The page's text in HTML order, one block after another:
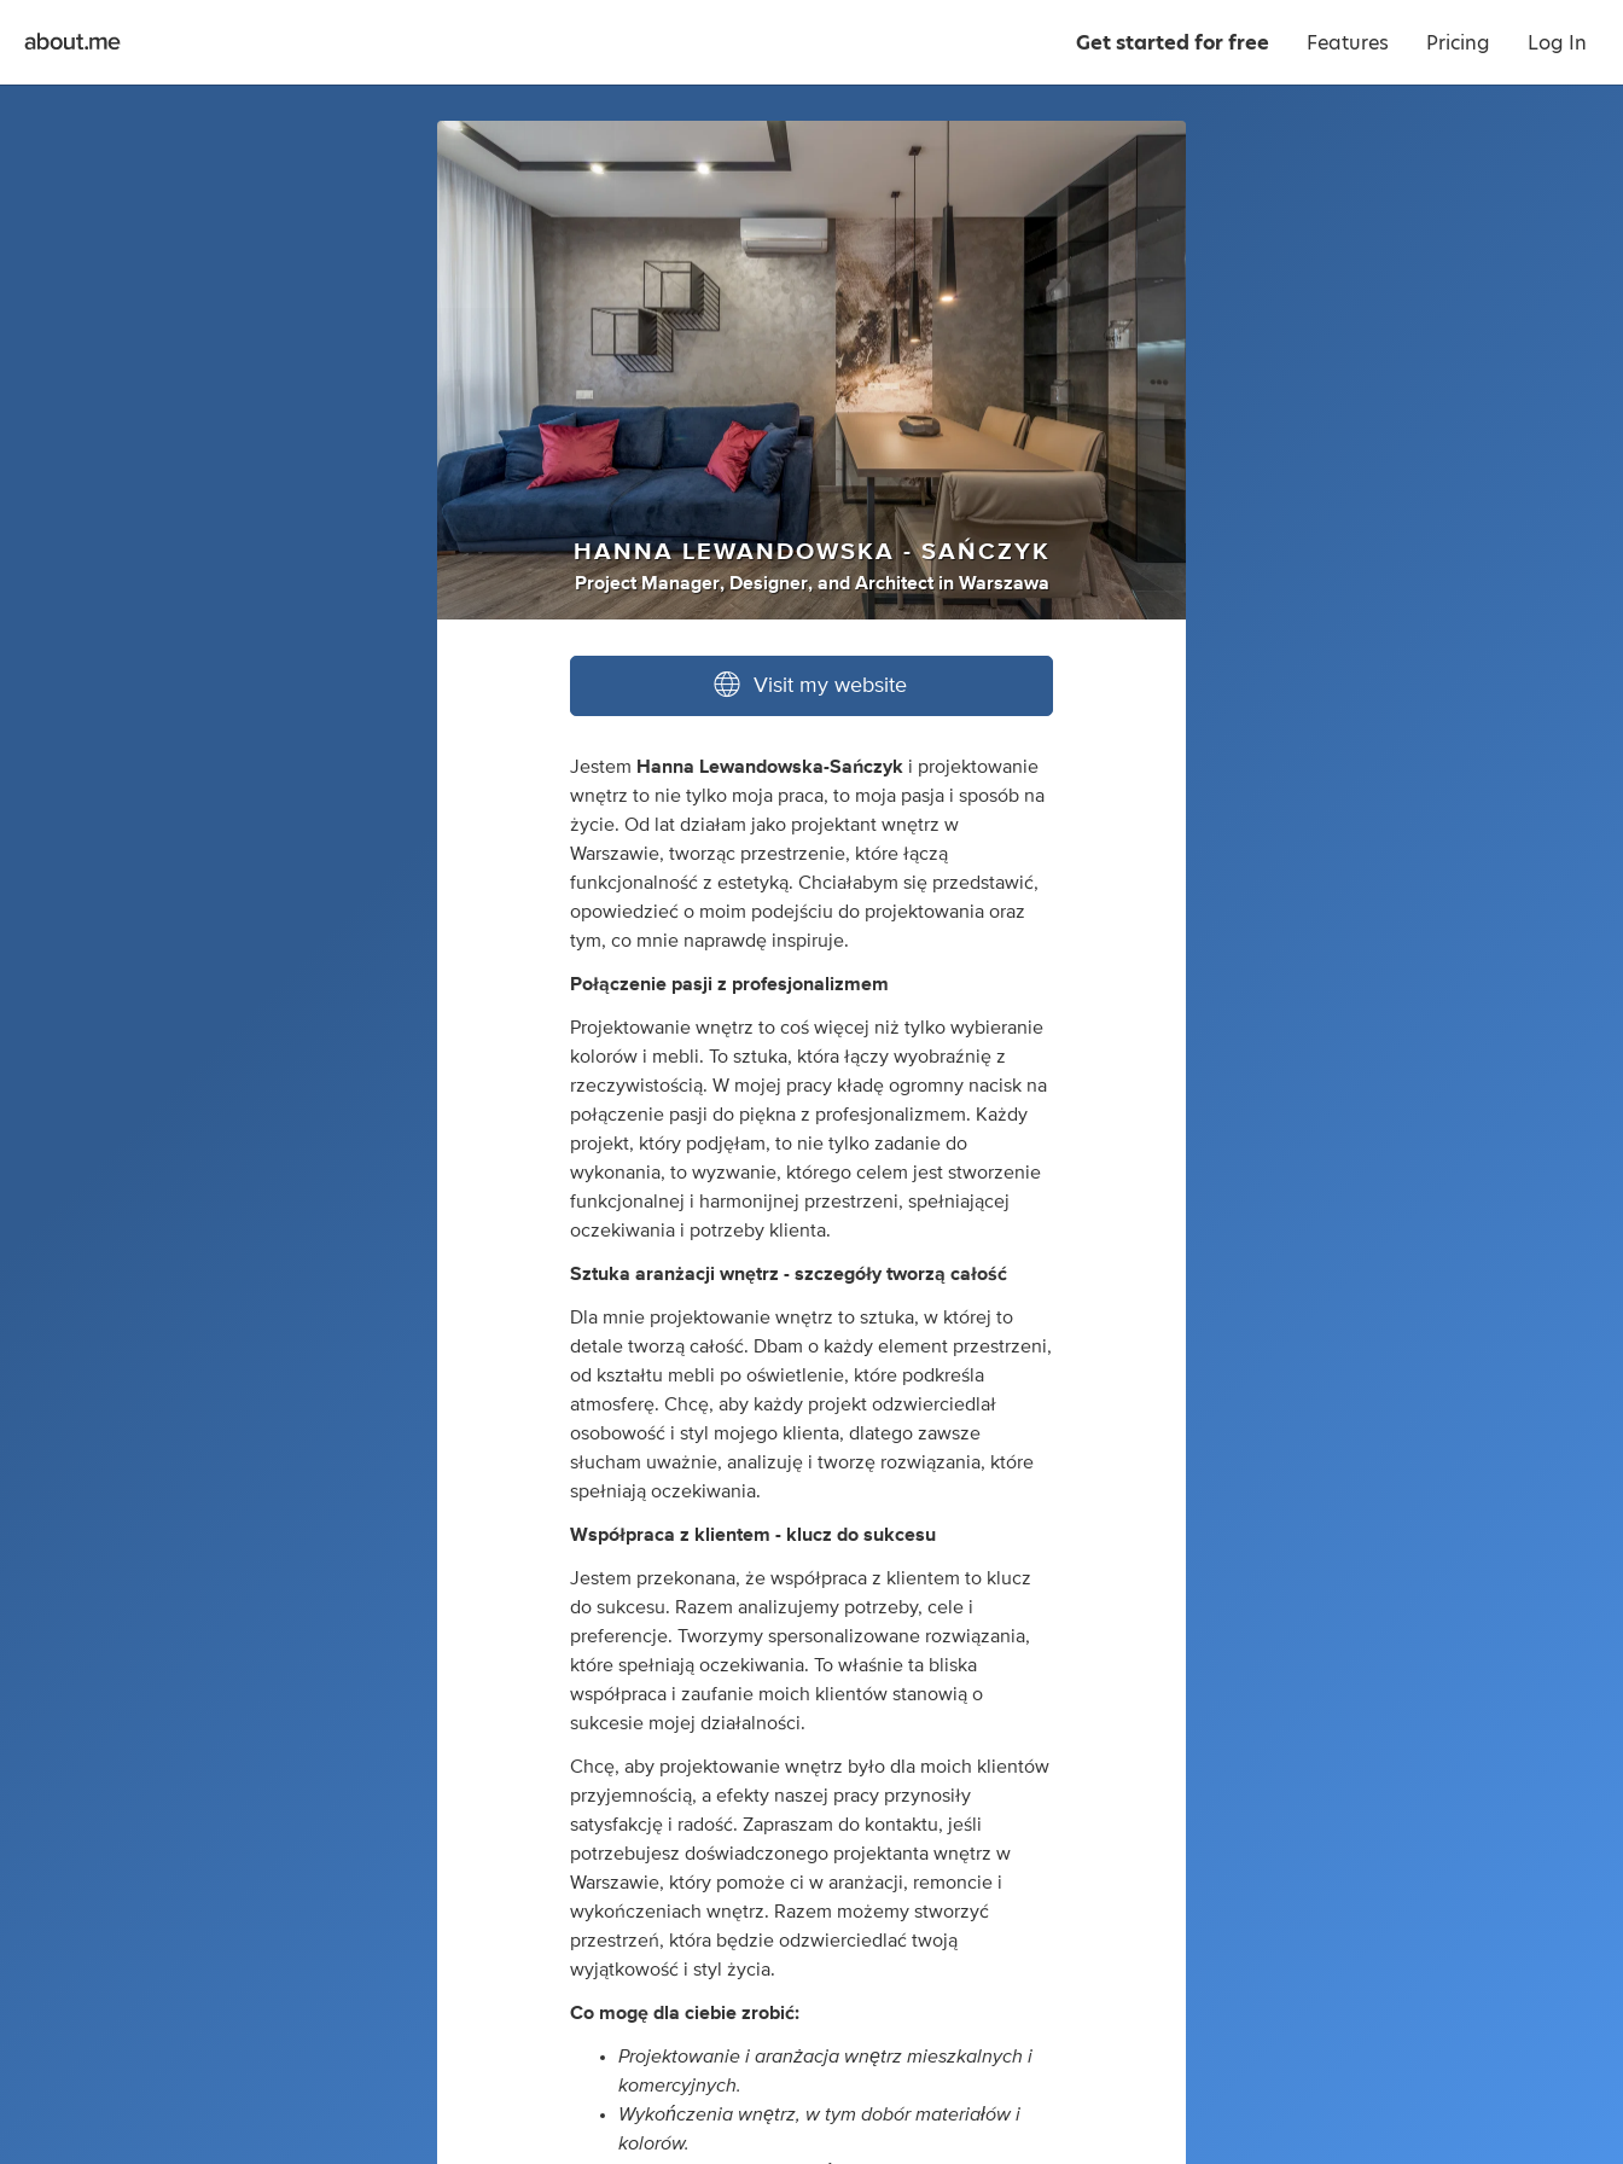
Get started for free Features Pricing Log In
HANNA LEWANDOWSKA - SAŃCZYK
Project Manager, Designer, andArchitect in Warszawa
Visit my website
Jestem Hanna Lewandowska-Sańczyk i projektowanie
wnętrz to nie tylko moja praca, to moja pasja i sposób na
życie. Od lat działam jako projektant wnętrz w
Warszawie, tworząc przestrzenie, które łączą
funkcjonalność z estetyką. Chciałabym się przedstawić,
opowiedzieć o moim podejściu do projektowania oraz
tym, co mnie naprawdę inspiruje.
Połączenie pasji z profesjonalizmem
Projektowanie wnętrz to coś więcej niż tylko wybieranie
kolorów i mebli. To sztuka, która łączy wyobraźnię z
rzeczywistością. W mojej pracy kładę ogromny nacisk na
połączenie pasji do piękna z profesjonalizmem. Każdy
projekt, który podjęłam, to nie tylko zadanie do
wykonania, to wyzwanie, którego celem jest stworzenie
funkcjonalnej i harmonijnej przestrzeni, spełniającej
oczekiwania i potrzeby klienta.
Sztuka aranżacji wnętrz - szczegóły tworzą całość
Dla mnie projektowanie wnętrz to sztuka, w której to
detale tworzą całość. Dbam o każdy element przestrzeni,
od kształtu mebli po oświetlenie, które podkreśla
atmosferę. Chcę, aby każdy projekt odzwierciedlał
osobowość i styl mojego klienta, dlatego zawsze
słucham uważnie, analizuję i tworzę rozwiązania, które
spełniają oczekiwania.
Współpraca z klientem - klucz do sukcesu
Jestem przekonana, że współpraca z klientem to klucz
do sukcesu. Razem analizujemy potrzeby, cele i
preferencje. Tworzymy spersonalizowane rozwiązania,
które spełniają oczekiwania. To właśnie ta bliska
współpraca i zaufanie moich klientów stanowią o
sukcesie mojej działalności.
Chcę, aby projektowanie wnętrz było dla moich klientów
przyjemnością, a efekty naszej pracy przynosiły
satysfakcję i radość. Zapraszam do kontaktu, jeśli
potrzebujesz doświadczonego projektanta wnętrz w
Warszawie, który pomoże ci w aranżacji, remoncie i
wykończeniach wnętrz. Razem możemy stworzyć
przestrzeń, która będzie odzwierciedlać twoją
wyjątkowość i styl życia.
Co mogę dla ciebie zrobić:
Projektowanie i aranżacja wnętrz mieszkalnych i
komercyjnych.
Wykończenia wnętrz, w tym dobór materiałów i
kolorów.